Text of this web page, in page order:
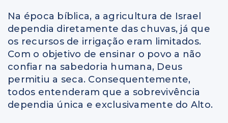
Na época bíblica, a agricultura de Israel
dependia diretamente das chuvas, já que
os recursos de irrigação eram limitados.
Com o objetivo de ensinar o povo a não
confiar na sabedoria humana, Deus
permitiu a seca. Consequentemente,
todos entenderam que a sobrevivência
dependia única e exclusivamente do Alto.